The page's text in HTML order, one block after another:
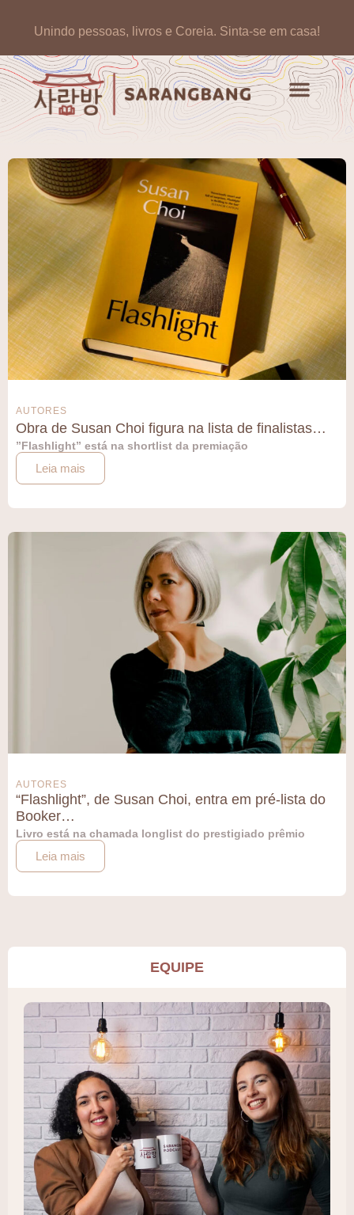
Unindo pessoas, livros e Coreia. Sinta-se em casa!
AUTORES
Obra de Susan Choi figura na lista de finalistas…
”Flashlight” está na shortlist da premiação
Leia mais
AUTORES
“Flashlight”, de Susan Choi, entra em pré-lista do
Booker…
Livro está na chamada longlist do prestigiado prêmio
Leia mais
EQUIPE